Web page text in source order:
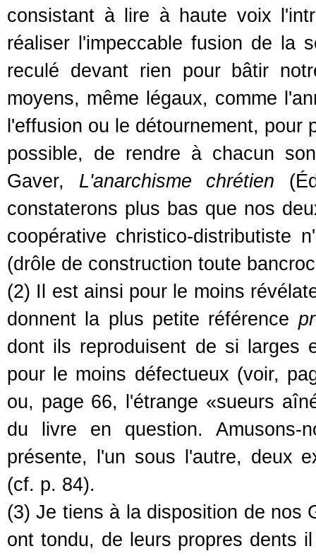
consistant à lire à haute voix
réaliser l'impeccable fusion de la
reculé devant rien pour bâtir
moyens, même légaux, comme
l'effusion ou le détournement,
possible, de rendre à chacun
Gaver, L'anarchisme chrétien
constaterons plus bas que nos
coopérative christico-distributiste
(drôle de construction toute
(2) Il est ainsi pour le moins
donnent la plus petite référence
dont ils reproduisent de si larges
pour le moins défectueux (voir,
ou, page 66, l'étrange «sueurs
du livre en question.
présente, l'un sous l'autre, deux
(cf. p. 84).
(3) Je tiens à la disposition de nos
ont tondu, de leurs propres dents